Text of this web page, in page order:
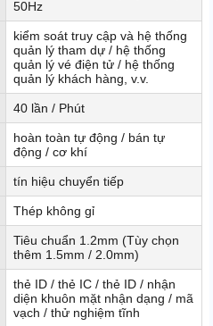
50Hz
kiểm soát truy cập và hệ thống
quản lý tham dự / hệ thống
quản lý vé điện tử / hệ thống
quản lý khách hàng, v.v.
40 lần / Phút
hoàn toàn tự động / bán tự
động / cơ khí
tín hiệu chuyển tiếp
Thép không gỉ
Tiêu chuẩn 1.2mm (Tùy chọn
thêm 1.5mm / 2.0mm)
thẻ ID / thẻ IC / thẻ ID / nhận
diện khuôn mặt nhận dạng / mã
vạch / thử nghiệm tĩnh